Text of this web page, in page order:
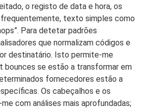
o registo de data e hora, os
texto simples como
Para detetar padrões
que normalizam códigos e
destinatário. Isto permite-me
bounces se estão a transformar em
fornecedores estão a
Os cabeçalhos e os
com análises mais aprofundadas;